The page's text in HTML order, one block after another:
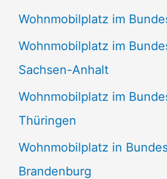
Wohnmobilplatz im
Wohnmobilplatz im
Sachsen-Anhalt
Wohnmobilplatz im
Thüringen
Wohnmobilplatz in
Brandenburg